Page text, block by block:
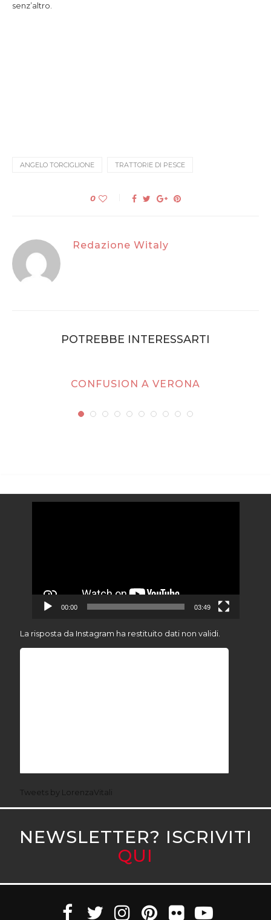
senz’altro.
ANGELO TORCIGLIONE TRATTORIE DI PESCE
0
Redazione Witaly
POTREBBE INTERESSARTI
CONFUSION A VERONA
00:00 03:49
La risposta da Instagram ha restituito dati non validi.
Tweets by LorenzaVitali
NEWSLETTER? ISCRIVITI
QUI